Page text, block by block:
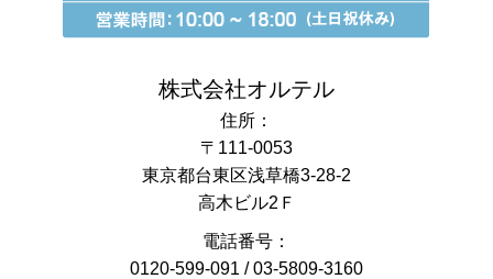
株式会社オルテル
住所：
〒111-0053
東京都台東区浅草橋3-28-2
高木ビル2Ｆ
電話番号：
0120-599-091 /03-5809-3160